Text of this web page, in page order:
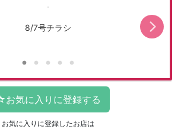
8/7号チラシ
お気に入りに登録したお店は